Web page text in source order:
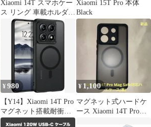
Xiaomi 14T スマホケー
ス リング 車載ホルダー
ライトシアン カバー
Xiaomi 15T Pro 本体
Black
¥980
【Y14】Xiaomi 14T Pro
マグネット搭載耐衝撃
充電対応ケース
¥ 1,100
マグネット式ハードケ
ース Xiaomi 14T Pro